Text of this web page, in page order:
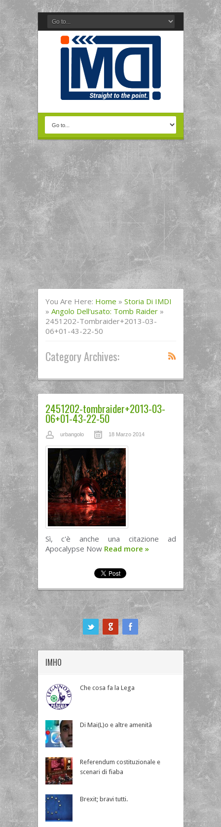
You Are Here: Home » Storia Di IMDI
» Angolo Dell'usato: Tomb Raider »
2451202-Tombraider+2013-03-
06+01-43-22-50
Category Archives:
2451202-tombraider+2013-03-
06+01-43-22-50
urbangolo 18 Marzo 2014
Sì, c'è anche una citazione ad
Apocalypse Now Read more »
IMHO
Che cosa fa la Lega
Di Mai(L)o e altre amenità
Referendum costituzionale e
scenari di fiaba
Brexit; bravi tutti.